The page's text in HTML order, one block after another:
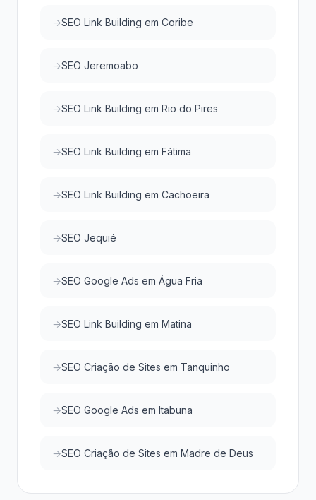
SEO Link Building em Coribe
SEO Jeremoabo
SEO Link Building em Rio do Pires
SEO Link Building em Fátima
SEO Link Building em Cachoeira
SEO Jequié
SEO Google Ads em Água Fria
SEO Link Building em Matina
SEO Criação de Sites em Tanquinho
SEO Google Ads em Itabuna
SEO Criação de Sites em Madre de Deus